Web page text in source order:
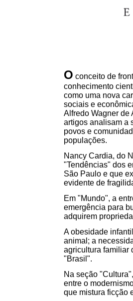
O conceito de
conhecimento
como uma nova
sociais e
Alfredo Wagner de
artigos analisam a
povos e
populações.
Nancy Cardia, do
"Tendências" dos
São Paulo e que
evidente de
Em "Mundo", a
emergência para
adquirem
A obesidade
animal; a
agricultura familiar
"Brasil".
Na seção
entre o
que mistura ficção